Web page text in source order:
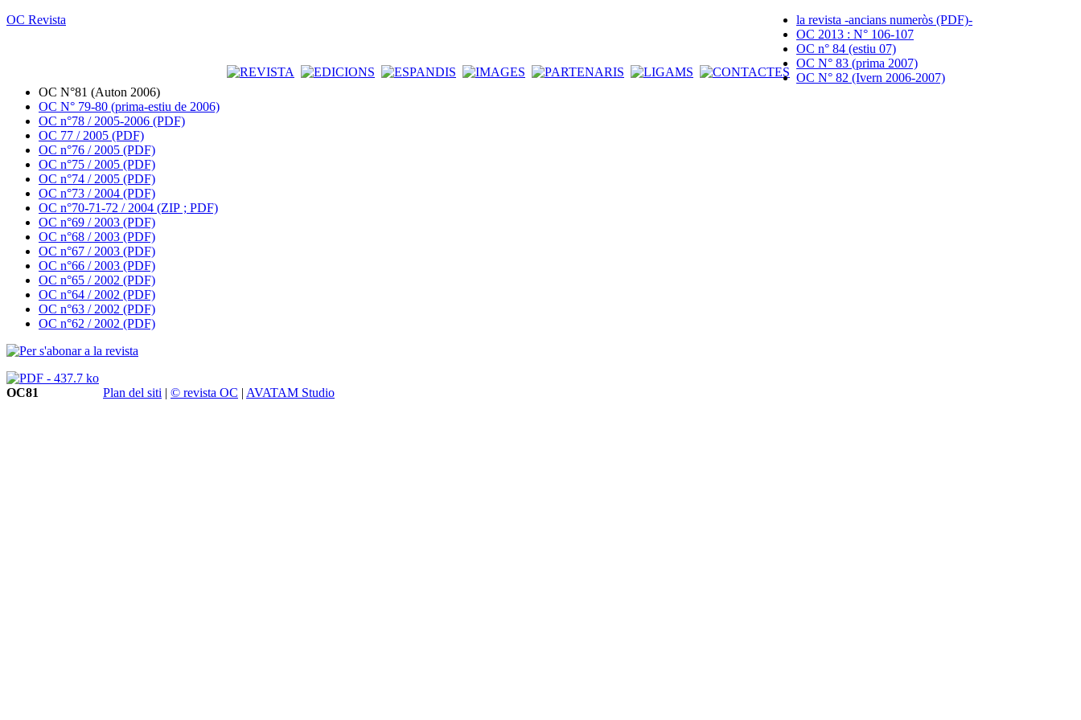
OC Revista
la revista -ancians numeròs (PDF)-
OC 2013 : N° 106-107
OC n° 84 (estiu 07)
OC N° 83 (prima 2007)
OC N° 82 (Ivern 2006-2007)
OC N°81 (Auton 2006)
OC N° 79-80 (prima-estiu de 2006)
OC n°78 / 2005-2006 (PDF)
OC 77 / 2005 (PDF)
OC n°76 / 2005 (PDF)
OC n°75 / 2005 (PDF)
OC n°74 / 2005 (PDF)
OC n°73 / 2004 (PDF)
OC n°70-71-72 / 2004 (ZIP ; PDF)
OC n°69 / 2003 (PDF)
OC n°68 / 2003 (PDF)
OC n°67 / 2003 (PDF)
OC n°66 / 2003 (PDF)
OC n°65 / 2002 (PDF)
OC n°64 / 2002 (PDF)
OC n°63 / 2002 (PDF)
OC n°62 / 2002 (PDF)
OC81 Plan del siti | © revista OC | AVATAM Studio